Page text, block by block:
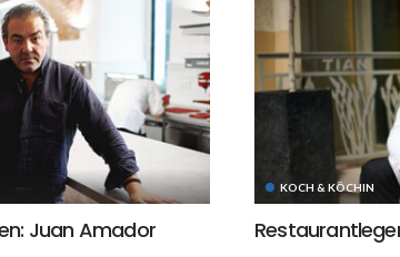
Juan Amador
KOCH & KÖCHIN